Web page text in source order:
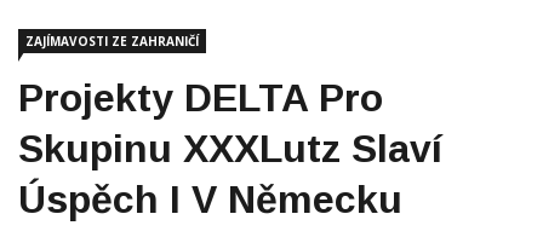
Projekty DELTA Pro
Skupinu XXXLutz Slaví
Úspěch I V Německu
5. 6. 2019